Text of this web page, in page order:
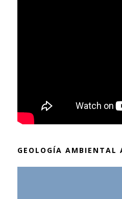
GEOLOGÍA AMBIENTAL